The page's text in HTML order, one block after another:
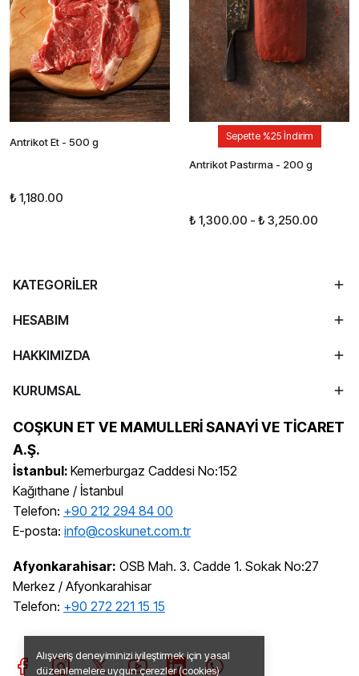
Alışveriş deneyiminizi iyileştirmek için yasal
düzenlemelere uygun çerezler (cookies)
Antrikot Et - 500 g
₺ 1,180.00
Sepette %25 İndirim
Antrikot Pastırma - 200 g
₺ 1,300.00 - ₺ 3,250.00
KATEGORİLER
HESABIM
HAKKIMIZDA
KURUMSAL
COŞKUN ET VE MAMULLERİ SANAYİ VE TİCARET
A.Ş.
İstanbul: Kemerburgaz Caddesi No:152
Kağıthane / İstanbul
Telefon: +90 212 294 84 00
E-posta: info@coskunet.com.tr
Afyonkarahisar: OSB Mah. 3. Cadde 1. Sokak No:27
Merkez / Afyonkarahisar
Telefon: +90 272 221 15 15